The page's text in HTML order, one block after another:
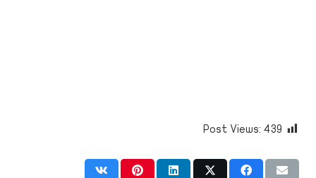
Post Views: 439